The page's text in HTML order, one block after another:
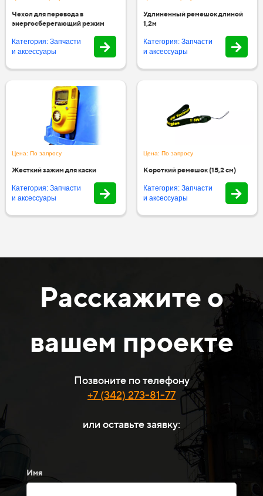
Чехол для перевода в
энергосберегающий режим
Категория: Запчасти
и аксессуары
Удлиненный ремешок длиной
1,2м
Категория: Запчасти
и аксессуары
Цена: По запросу
Жесткий зажим для каски
Категория: Запчасти
и аксессуары
Цена: По запросу
Короткий ремешок (15,2 см)
Категория: Запчасти
и аксессуары
Расскажите о
вашем проекте
Позвоните по телефону
+7 (342) 273-81-77
или оставьте заявку:
Имя